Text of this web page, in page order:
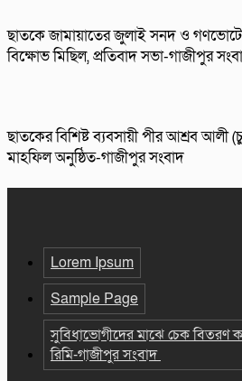
ছাতকে জামায়াতের জুলাই সনদ ও
বিক্ষোভ মিছিল, প্রতিবাদ সভা-গাজীপুর
ছাতকের বিশিষ্ট ব্যবসায়ী পীর আশ্রব
মাহফিল অনুষ্ঠিত-গাজীপুর সংবাদ
Lorem Ipsum
Sample Page
সুবিধাভোগীদের মাঝে চেক বিতরণ
রিমি-গাজীপুর সংবাদ